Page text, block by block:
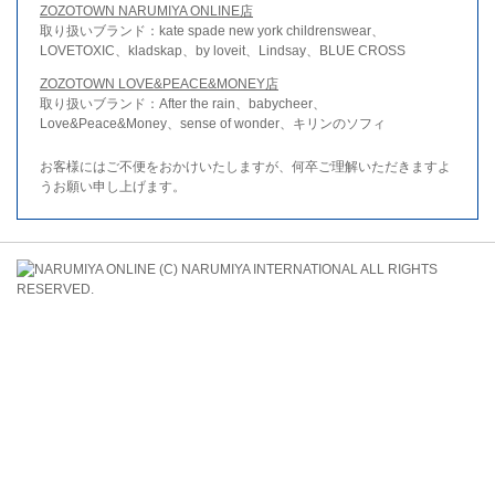
ZOZOTOWN NARUMIYA ONLINE店
取り扱いブランド：kate spade new york childrenswear、
LOVETOXIC、kladskap、by loveit、Lindsay、BLUE CROSS
ZOZOTOWN LOVE&PEACE&MONEY店
取り扱いブランド：After the rain、babycheer、
Love&Peace&Money、sense of wonder、キリンのソフィ
お客様にはご不便をおかけいたしますが、何卒ご理解いただきますよ
うお願い申し上げます。